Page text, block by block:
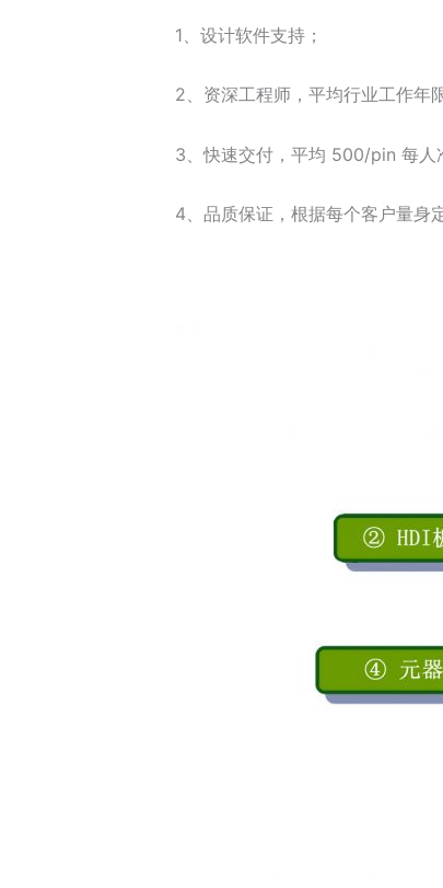
1、设计软件支持；
2、资深工程师，平均行业工作年
3、快速交付，平均 500/pin 每人
4、品质保证，根据每个客户量身